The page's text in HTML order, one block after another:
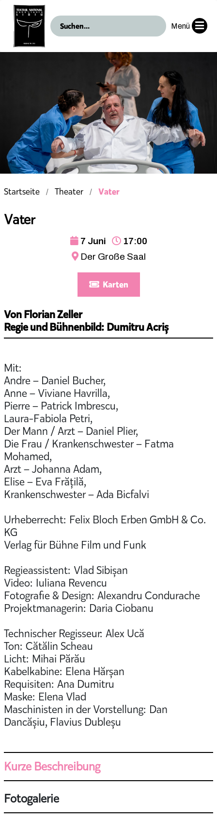
Menü
Startseite Theater Vater
Vater
7 Juni
17:00
Der Große Saal
Karten
Von Florian Zeller
Regie und Bühnenbild: Dumitru Acriș
Mit:
Andre – Daniel Bucher,
Anne – Viviane Havrilla,
Pierre – Patrick Imbrescu,
Laura-Fabiola Petri,
Der Mann / Arzt – Daniel Plier,
Die Frau / Krankenschwester – Fatma
Mohamed,
Arzt – Johanna Adam,
Elise – Eva Frățilă,
Krankenschwester – Ada Bicfalvi
Urheberrecht: Felix Bloch Erben GmbH & Co.
KG
Verlag für Bühne Film und Funk
Regieassistent: Vlad Sibișan
Video: Iuliana Revencu
Fotografie & Design: Alexandru Condurache
Projektmanagerin: Daria Ciobanu
Technischer Regisseur: Alex Ucă
Ton: Cătălin Scheau
Licht: Mihai Părău
Kabelkabine: Elena Hărșan
Requisiten: Ana Dumitru
Maske: Elena Vlad
Maschinisten in der Vorstellung: Dan
Dancășiu, Flavius Dubleșu
Kurze Beschreibung
Fotogalerie